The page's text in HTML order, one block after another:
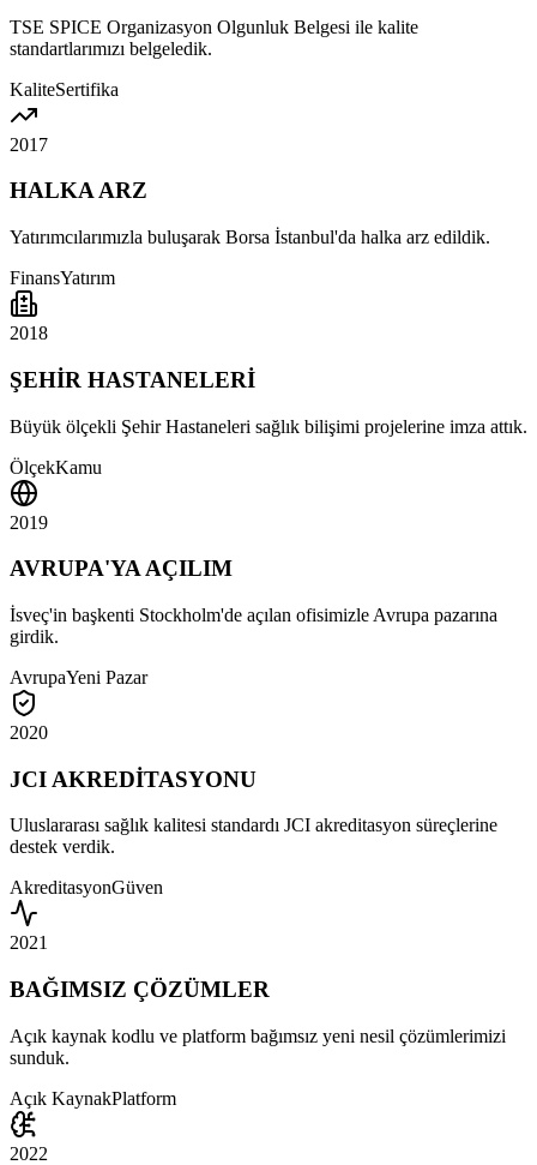
TSE SPICE Organizasyon Olgunluk Belgesi ile kalite
standartlarımızı belgeledik.
KaliteSertifika
2017
HALKA ARZ
Yatırımcılarımızla buluşarak Borsa İstanbul'da halka arz edildik.
FinansYatırım
2018
ŞEHİR HASTANELERİ
Büyük ölçekli Şehir Hastaneleri sağlık bilişimi projelerine imza attık.
ÖlçekKamu
2019
AVRUPA'YA AÇILIM
İsveç'in başkenti Stockholm'de açılan ofisimizle Avrupa pazarına
girdik.
AvrupaYeni Pazar
2020
JCI AKREDİTASYONU
Uluslararası sağlık kalitesi standardı JCI akreditasyon süreçlerine
destek verdik.
AkreditasyonGüven
2021
BAĞIMSIZ ÇÖZÜMLER
Açık kaynak kodlu ve platform bağımsız yeni nesil çözümlerimizi
sunduk.
Açık KaynakPlatform
2022